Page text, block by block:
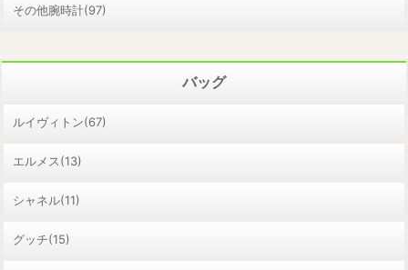
その他腕時計(97)
バッグ
ルイヴィトン(67)
エルメス(13)
シャネル(11)
グッチ(15)